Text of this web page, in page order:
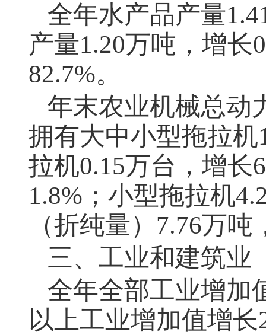
全年水产品产量
产量1.20万吨，增长
82.7%。
年末农业机械总动
拥有大中小型拖拉机
拉机0.15万台，增长
1.8% ；小型拖拉机
（折纯量） 7.76万吨
三、工业和建筑业
全年全部工业增加
以上工业增加值增长